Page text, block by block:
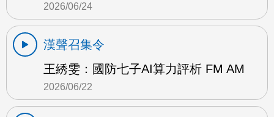
2026/06/24
漢聲召集令
王綉雯：國防七子AI算力評析 FM AM
2026/06/22